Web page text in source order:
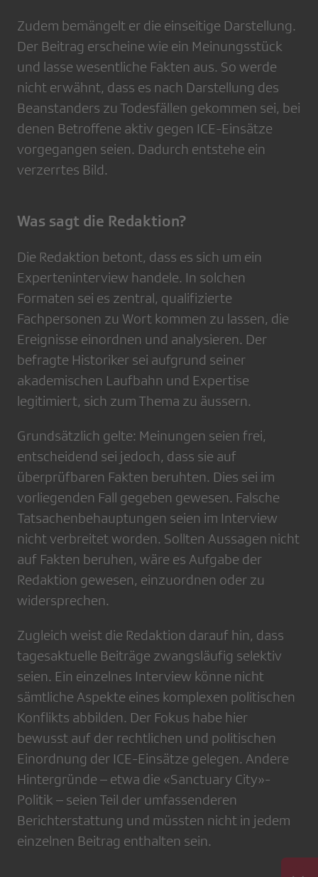
Zudem bemängelt er die einseitige Darstellung.
Der Beitrag erscheine wie ein Meinungsstück
und lasse wesentliche Fakten aus. So werde
nicht erwähnt, dass es nach Darstellung des
Beanstanders zu Todesfällen gekommen sei, bei
denen Betroffene aktiv gegen ICE-Einsätze
vorgegangen seien. Dadurch entstehe ein
verzerrtes Bild.
Was sagt die Redaktion?
Die Redaktion betont, dass es sich um ein
Experteninterview handele. In solchen
Formaten sei es zentral, qualifizierte
Fachpersonen zu Wort kommen zu lassen, die
Ereignisse einordnen und analysieren. Der
befragte Historiker sei aufgrund seiner
akademischen Laufbahn und Expertise
legitimiert, sich zum Thema zu äussern.
Grundsätzlich gelte: Meinungen seien frei,
entscheidend sei jedoch, dass sie auf
überprüfbaren Fakten beruhten. Dies sei im
vorliegenden Fall gegeben gewesen. Falsche
Tatsachenbehauptungen seien im Interview
nicht verbreitet worden. Sollten Aussagen nicht
auf Fakten beruhen, wäre es Aufgabe der
Redaktion gewesen, einzuordnen oder zu
widersprechen.
Zugleich weist die Redaktion darauf hin, dass
tagesaktuelle Beiträge zwangsläufig selektiv
seien. Ein einzelnes Interview könne nicht
sämtliche Aspekte eines komplexen politischen
Konflikts abbilden. Der Fokus habe hier
bewusst auf der rechtlichen und politischen
Einordnung der ICE-Einsätze gelegen. Andere
Hintergründe – etwa die «Sanctuary City»-
Politik – seien Teil der umfassenderen
Berichterstattung und müssten nicht in jedem
einzelnen Beitrag enthalten sein.